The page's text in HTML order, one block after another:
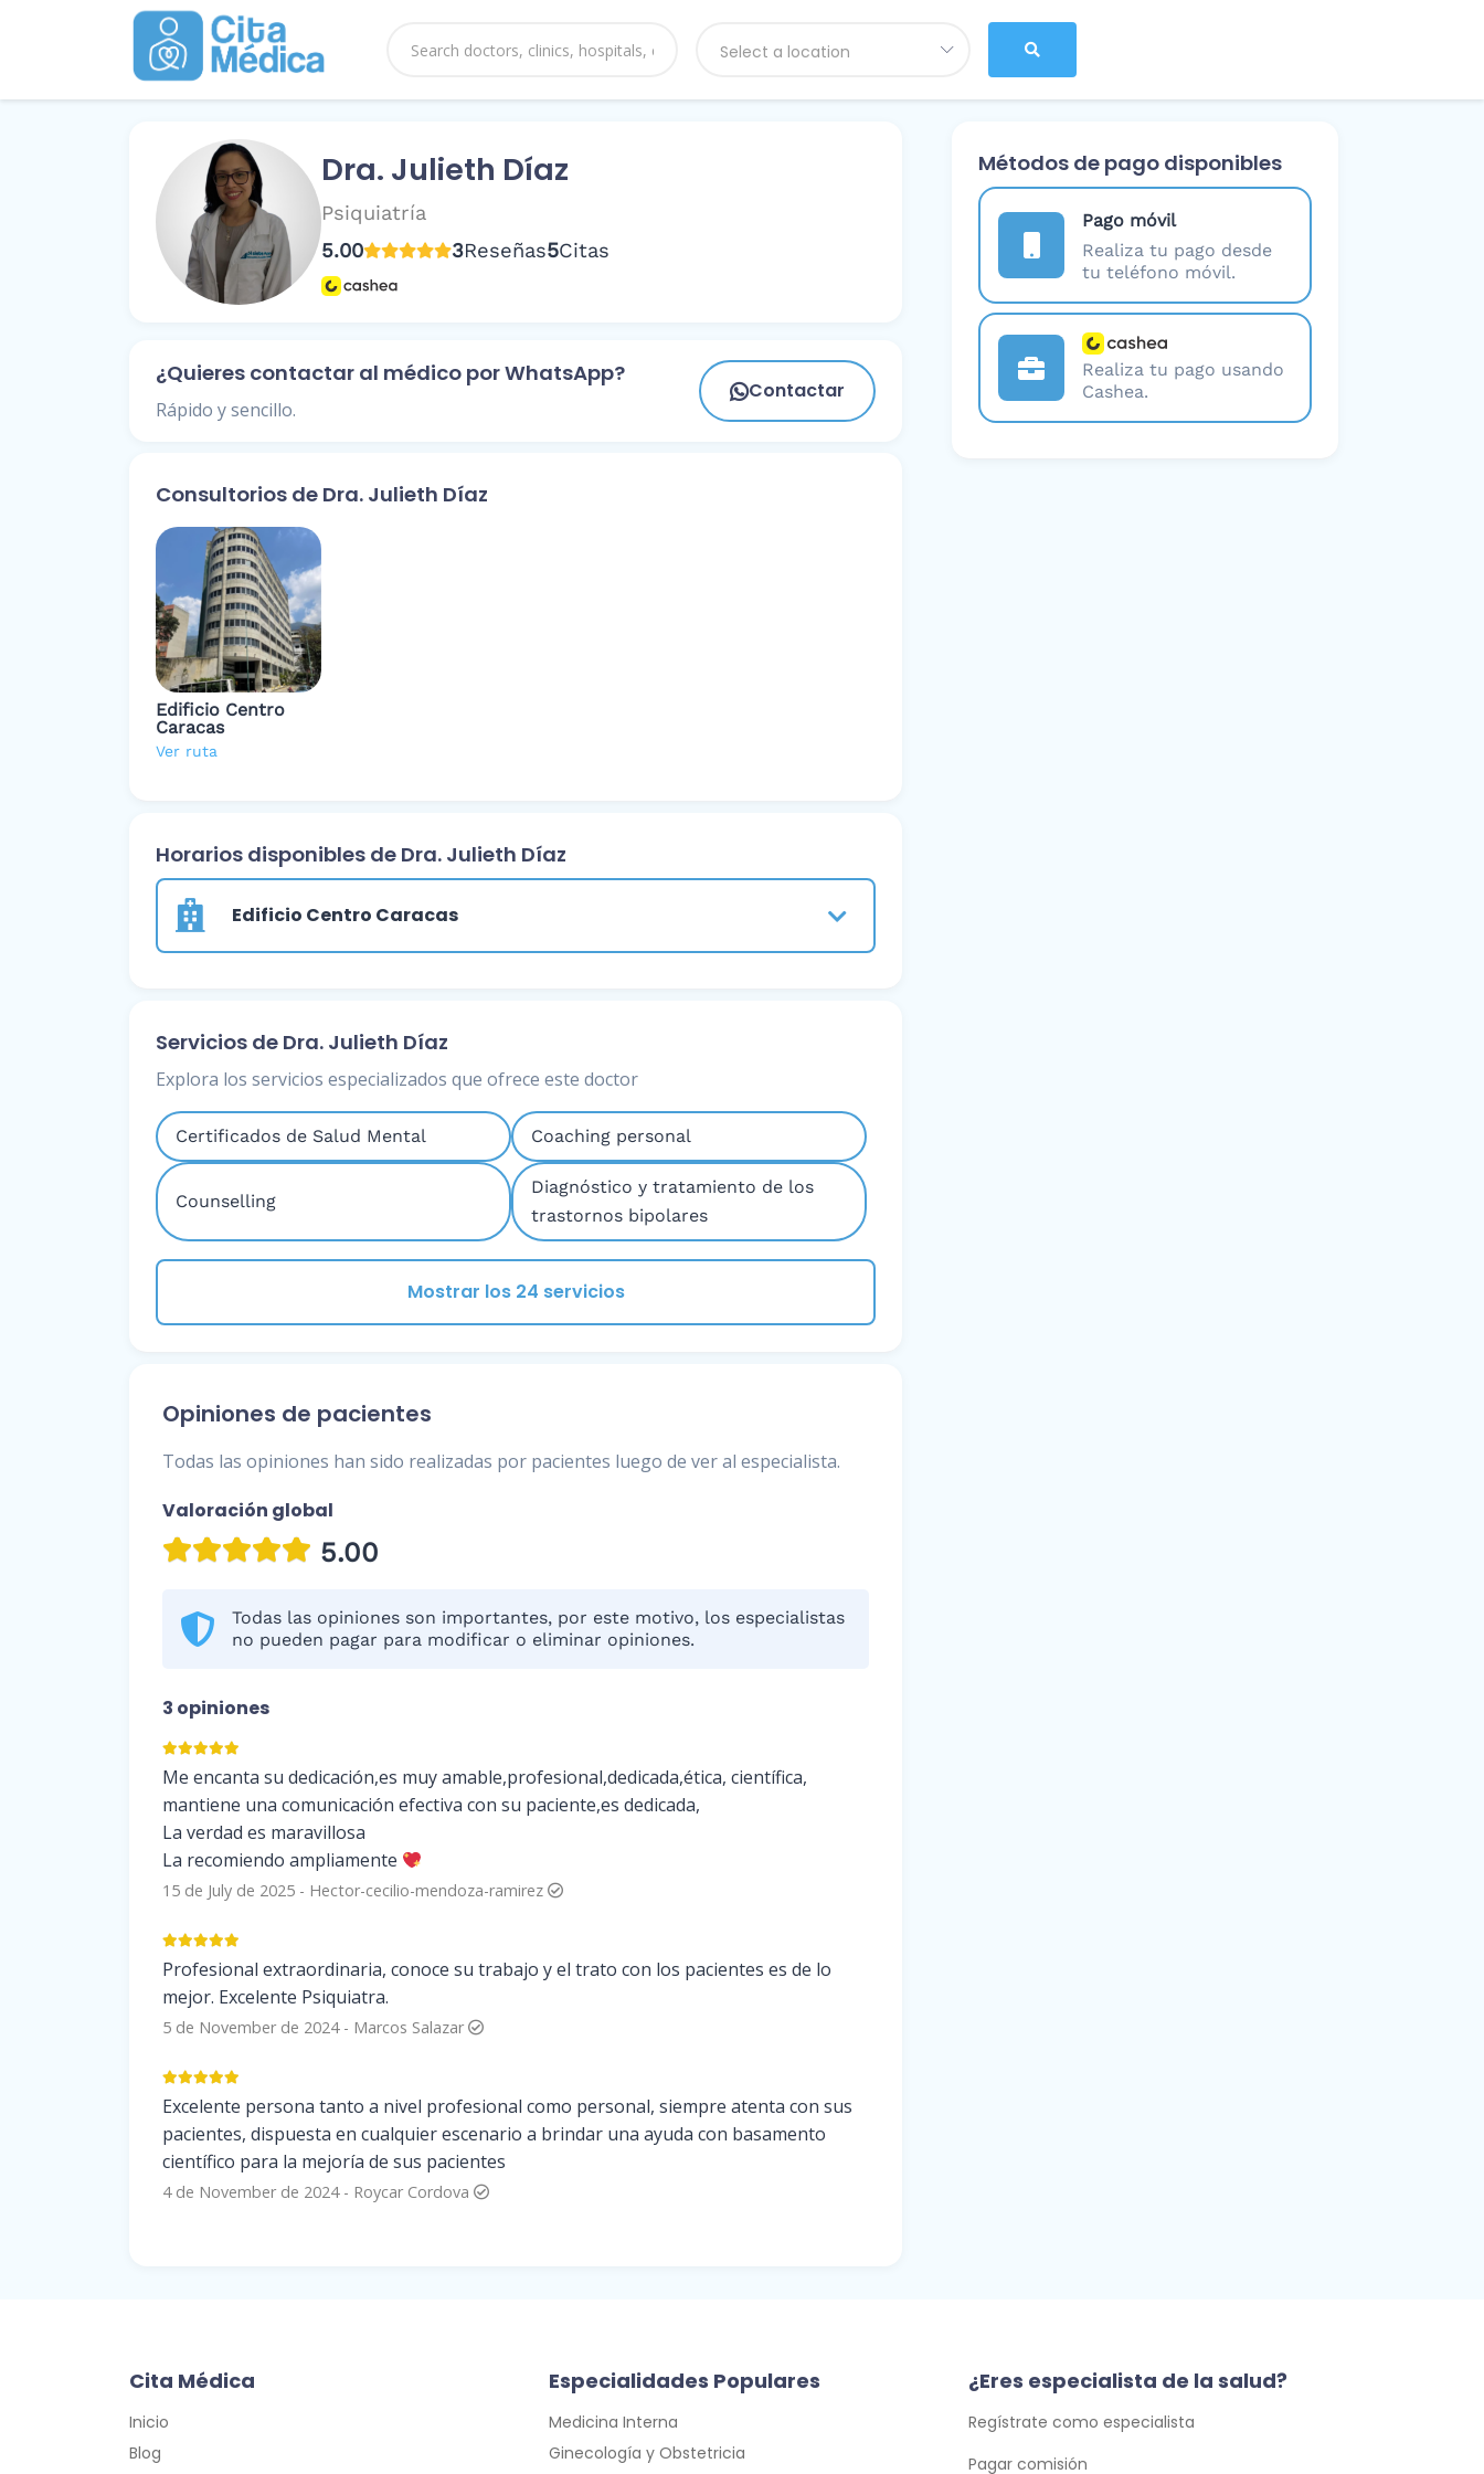
Select a location
Dra. Julieth Díaz
Psiquiatría
5.00
3Reseñas5Citas
¿Quieres contactar al médico por WhatsApp?
Rápido y sencillo.
Contactar
Consultorios de Dra. Julieth Díaz
Edificio Centro
Caracas
Ver ruta
Horarios disponibles de Dra. Julieth Díaz
Edificio Centro Caracas
Servicios de Dra. Julieth Díaz
Explora los servicios especializados que ofrece este doctor
Certificados de Salud Mental Coaching personal
Counselling
Diagnóstico y tratamiento de los
trastornos bipolares
Mostrar los 24 servicios
Opiniones de pacientes
Todas las opiniones han sido realizadas por pacientes luego de ver al especialista.
Valoración global
5.00
Todas las opiniones son importantes, por este motivo, los especialistas
no pueden pagar para modificar o eliminar opiniones.
3 opiniones
Me encanta su dedicación,es muy amable,profesional,dedicada,ética, científica,
mantiene una comunicación efectiva con su paciente,es dedicada,
La verdad es maravillosa
La recomiendo ampliamente
15 de July de 2025 - Hector-cecilio-mendoza-ramirez
Profesional extraordinaria, conoce su trabajo y el trato con los pacientes es de lo
mejor. Excelente Psiquiatra.
5 de November de 2024- Marcos Salazar
Excelente persona tanto a nivel profesional como personal, siempre atenta con sus
pacientes, dispuesta en cualquier escenario a brindar una ayuda con basamento
científico para la mejoría de sus pacientes
4 de November de 2024- Roycar Cordova
Métodos de pago disponibles
Pago móvil
Realiza tu pago desde
tu teléfono móvil.
Realiza tu pago usando
Cashea.
Cita Médica
Inicio
Blog
Especialidades Populares
Medicina Interna
Ginecología y Obstetricia
¿Eres especialista de la salud?
Regístrate como especialista
Pagar comisión